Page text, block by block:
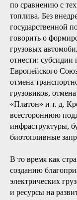
по сравнению с
топлива. Без
государственной
говорить о
грузовых
отнести: субсидии
Европейского
отмена
грузовиков,
«Платон» и т. д.
всестороннюю
инфраструктуры,
биотопливные
В то время как
созданию
электрических
и ресурсы на